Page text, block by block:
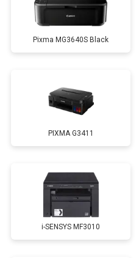
Pixma MG3640S Black
PIXMA G3411
i-SENSYS MF3010